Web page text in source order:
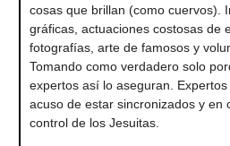
cosas que brillan (como cuervos).
gráficas, actuaciones costosas de
fotografías, arte de famosos y
Tomando como verdadero solo
expertos así lo aseguran.
acuso de estar sincronizados y en
control de los Jesuitas.